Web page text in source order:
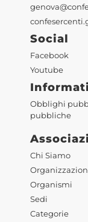
Social
Facebook
Youtube
Obblighi
pubbliche
Chi Siamo
Organismi
Sedi
Categorie